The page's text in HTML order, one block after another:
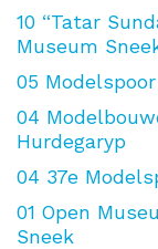
10 “Tatar
Museum
05
04
Hurdegaryp
04 37e
01 Open
Sneek